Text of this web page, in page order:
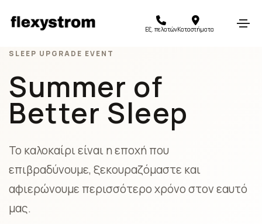
Εξ. πελατώνΚαταστήματα
SLEEP UPGRADE EVENT
Summer of
Better Sleep
Το καλοκαίρι είναι η εποχή που
επιβραδύνουμε, ξεκουραζόμαστε και
αφιερώνουμε περισσότερο χρόνο στον εαυτό
μας.